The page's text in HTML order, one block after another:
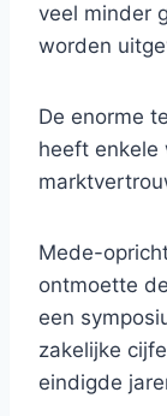
veel minder
worden
De enorme
heeft enkele
Mede-
ontmoette
een
zakelijke
eindigde